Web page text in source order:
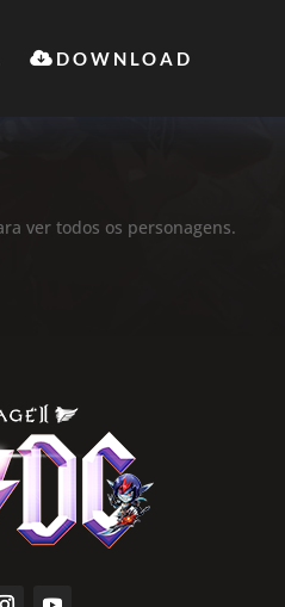
DOWNLOAD
ver todos os personagens.